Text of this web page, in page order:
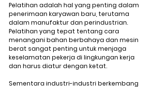
Pelatihan adalah hal yang penting dalam
penerimaan karyawan baru, terutama
dalam manufaktur dan perindustrian.
Pelatihan yang tepat tentang cara
menangani bahan berbahaya dan mesin
berat sangat penting untuk menjaga
keselamatan pekerja di lingkungan kerja
dan harus diatur dengan ketat.
Sementara industri-industri berkembang